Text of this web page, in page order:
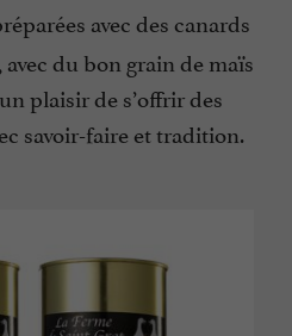
avec des canards
du bon grain de maïs
plaisir de s’offrir des
savoir-faire et tradition.